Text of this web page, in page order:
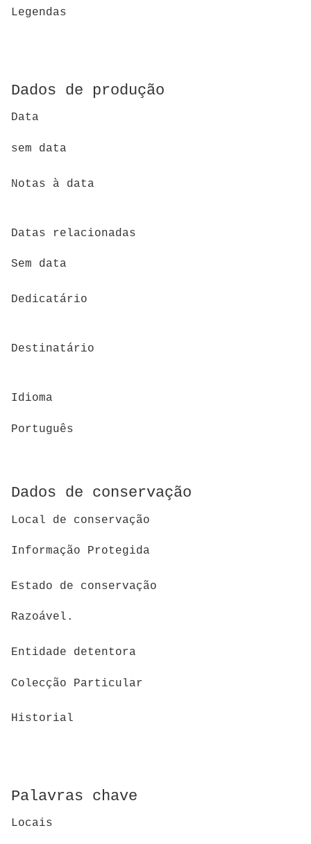
Legendas
Dados de produção
Data
sem data
Notas à data
Datas relacionadas
Sem data
Dedicatário
Destinatário
Idioma
Português
Dados de conservação
Local de conservação
Informação Protegida
Estado de conservação
Razoável.
Entidade detentora
Colecção Particular
Historial
Palavras chave
Locais